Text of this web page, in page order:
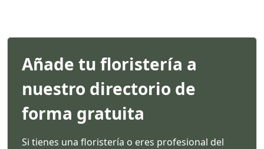
Añade tu floristería a
nuestro directorio de
forma gratuita
Si tienes una floristería o eres profesional del